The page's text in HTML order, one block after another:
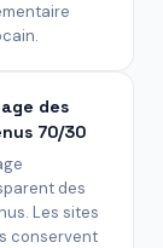
des
70/30
des
Les sites
conservent